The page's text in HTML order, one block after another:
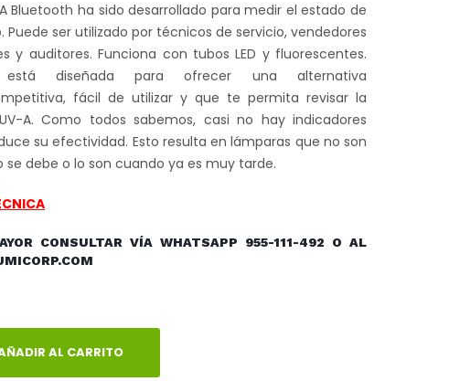
Bluetooth ha sido desarrollado para medir el estado de
Puede ser utilizado por técnicos de servicio, vendedores
y auditores. Funciona con tubos LED y fluorescentes.
está diseñada para ofrecer una alternativa
fácil de utilizar y que te permita revisar la
A. Como todos sabemos, casi no hay indicadores
su efectividad. Esto resulta en lámparas que no son
debe o lo son cuando ya es muy tarde.
CONSULTAR VÍA WHATSAPP 955-111-492 O AL
AL CARRITO